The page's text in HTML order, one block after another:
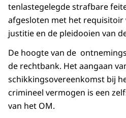
tenlastegelegde strafbare
afgesloten met het requisitoir
justitie en de pleidooien van
De hoogte van de
de rechtbank. Het aangaan
schikkingsovereenkomst bij
crimineel vermogen is een
van het OM.